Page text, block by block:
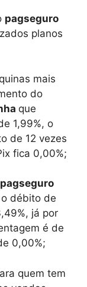
pagseguro
planos
mais
do
que
1,99%, o
de 12 vezes
fica 0,00%;
pagseguro
débito de
já por
é de
0,00%;
quem tem